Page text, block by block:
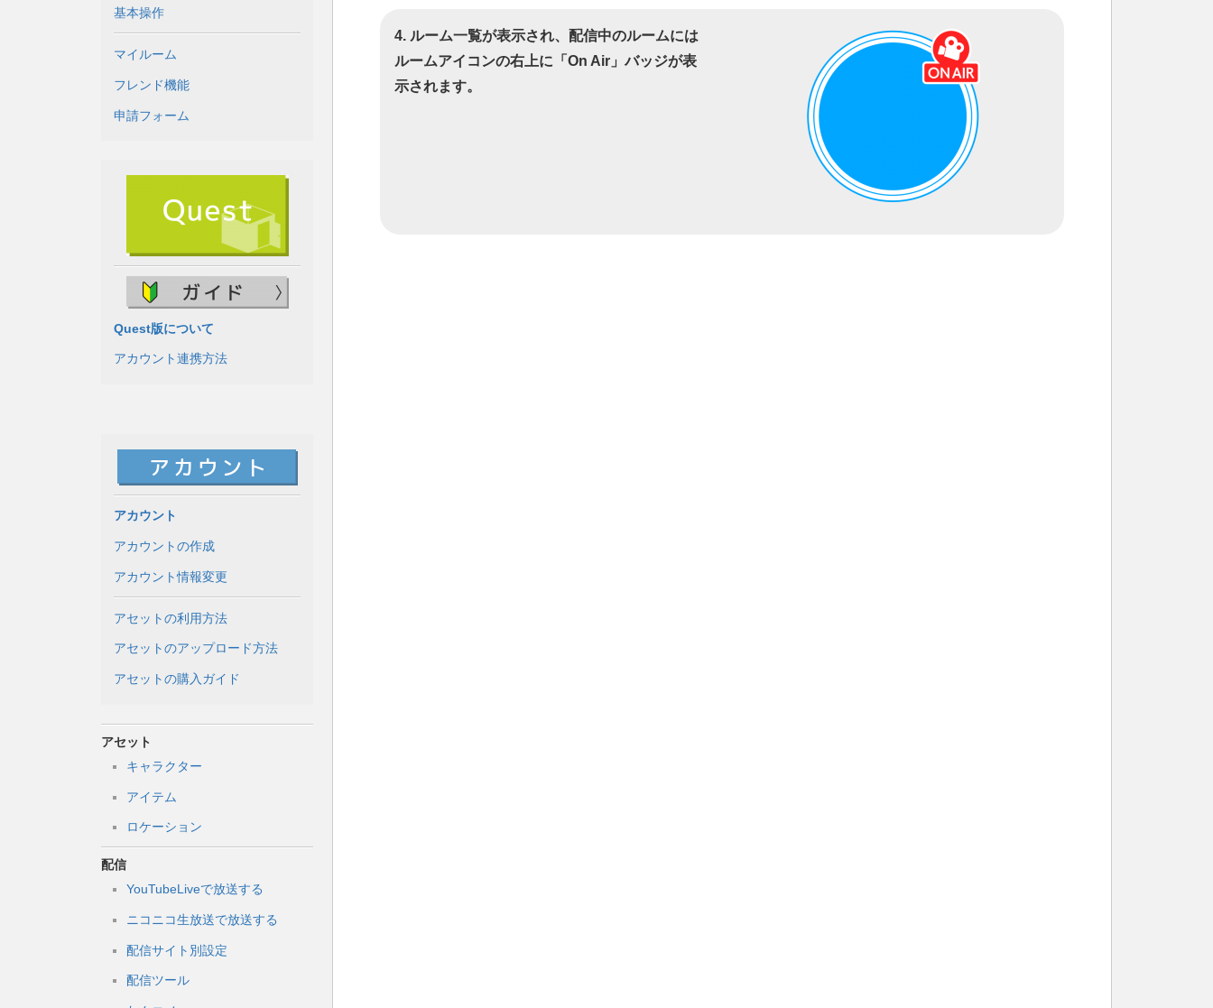
基本操作
マイルーム
フレンド機能
申請フォーム
Quest版について
アカウント連携方法
アカウント
アカウントの作成
アカウント情報変更
アセットの利用方法
アセットのアップロード方法
アセットの購入ガイド
アセット
キャラクター
アイテム
ロケーション
配信
YouTubeLiveで放送する
ニコニコ生放送で放送する
配信サイト別設定
配信ツール
4. ルーム一覧が表示され、配信中のルームには
ルームアイコンの右上に「On Air」バッジが表
示されます。